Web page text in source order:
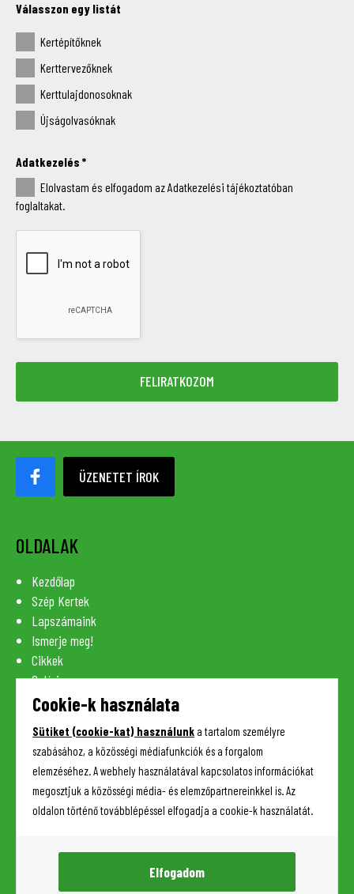
Válasszon egy listát
Kertépítőknek
Kerttervezőknek
Kerttulajdonosoknak
Újságolvasóknak
Adatkezelés *
Elolvastam és elfogadom az Adatkezelési tájékoztatóban
foglaltakat.
ÜZENETET ÍROK
OLDALAK
Kezdőlap
Szép Kertek
Lapszámaink
Ismerje meg!
Cikkek
Galéria
Szaknévsor
Kapcsolat
HASZNOS INFORMÁCIÓK
Impresszum
Sütik (cookie-k) kezelése
Cookie-k használata
Sütiket (cookie-kat) használunk a tartalom személyre
szabásához, a közösségi médiafunkciók és a forgalom
elemzéséhez. A webhely használatával kapcsolatos információkat
megosztjuk a közösségi média- és elemzőpartnereinkkel is. Az
oldalon történő továbblépéssel elfogadja a cookie-k használatát.
Elfogadom